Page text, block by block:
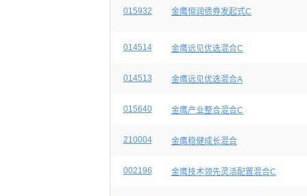
015932 金鹰恒润债券发起式C
014514 金鹰远见优选混合C
014513 金鹰远见优选混合A
015640 金鹰产业整合混合C
210004 金鹰稳健成长混合
002196 金鹰技术领先灵活配置混合C